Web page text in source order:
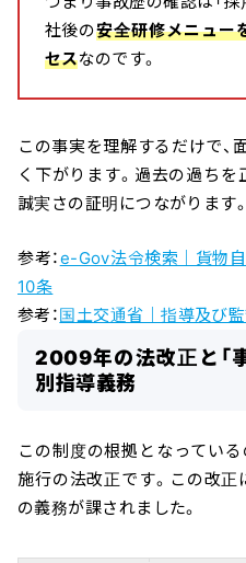
社後の安全研修メニュー
セスなのです。
この事実を理解するだけで、
く下がります。過去の過ちを
誠実さの証明につながります。
参考：e-Gov法令検索｜貨物
10条
参考：国土交通省｜指導及び
2009年の法改正と「
別指導義務
この制度の根拠となっている
施行の法改正です。この改正
の義務が課されました。